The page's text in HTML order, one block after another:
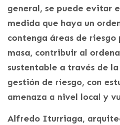
general, se puede evitar
medida que haya un
contenga áreas de riesgo
masa, contribuir al
sustentable a través de
gestión de riesgo, con
amenaza a nivel local y
Alfredo Iturriaga,